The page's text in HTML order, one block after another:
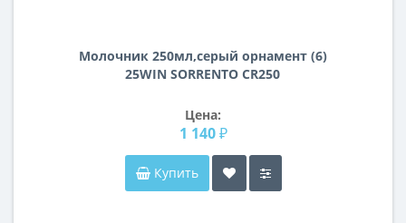
Молочник 250мл,серый орнамент (6)
25WIN SORRENTO CR250
Цена:
1 140 ₽
Купить